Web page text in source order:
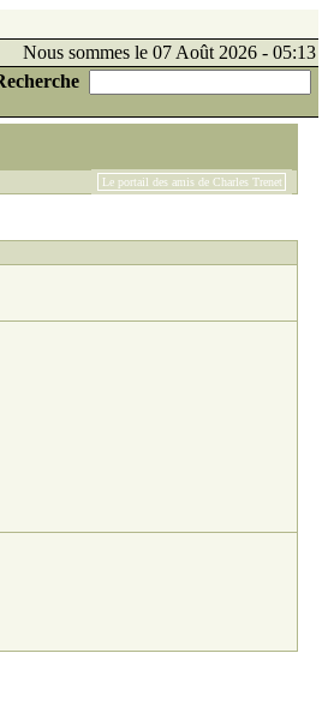
Nous sommes le 07 Août 2026 - 05:13
Le portail des amis de Charles Trenet